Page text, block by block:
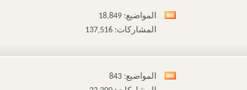
المنتدى
مشاهدة
هذا
المنتدى
المواضيع: 18,849
المشاركات: 137,516
مشاهدة
المواضيع: 843